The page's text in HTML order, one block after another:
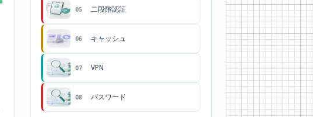
05 二段階認証
06 キャッシュ
07 VPN
08 パスワード